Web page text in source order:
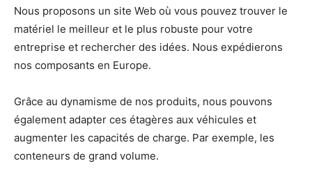
Nous proposons un site Web où vous pouvez trouver le
matériel le meilleur et le plus robuste pour votre
entreprise et rechercher des idées. Nous expédierons
nos composants en Europe.
Grâce au dynamisme de nos produits, nous pouvons
également adapter ces étagères aux véhicules et
augmenter les capacités de charge. Par exemple, les
conteneurs de grand volume.